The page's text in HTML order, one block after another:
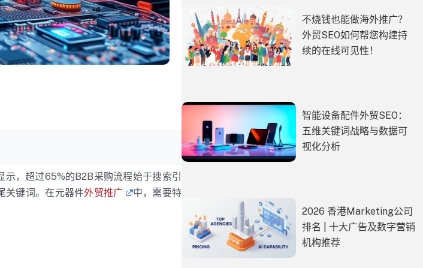
，超过65%的B2B采购流程始于搜索引
关键词。在元器件外贸推广
中，需要特
不烧钱也能做海外推广？
外贸SEO如何帮您构建持
续的在线可见性！
智能设备配件外贸SEO：
五维关键词战略与数据可
视化分析
2026 香港Marketing公司
排名 | 十大广告及数字营销
机构推荐